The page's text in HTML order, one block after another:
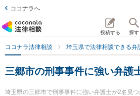
ココナラへ
投稿する 探す
ココナラ法律相談 埼玉県で法律相談できる弁
三郷市の刑事事件に強い弁護
埼玉県の三郷市で刑事事件に強い弁護士が2名見